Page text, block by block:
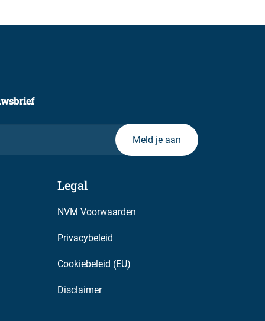
Legal
NVM Voorwaarden
Privacybeleid
Cookiebeleid (EU)
Disclaimer